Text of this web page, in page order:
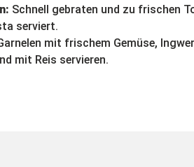
Schnell gebraten und zu frischen
serviert.
mit frischem Gemüse,
mit Reis servieren.